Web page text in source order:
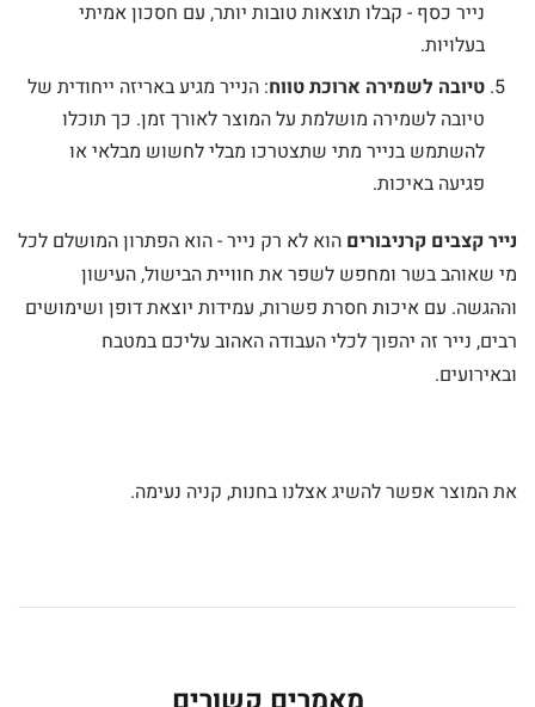
נייר כסף - קבלו תוצאות טובות יותר, עם חסכון אמיתי
בעלויות.
טיובה לשמירה ארוכת טווח: הנייר מגיע באריזה ייחודית של
טיובה לשמירה מושלמת על המוצר לאורך זמן. כך תוכלו
להשתמש בנייר מתי שתצטרכו מבלי לחשוש מבלאי או
פגיעה באיכות.
נייר קצבים קרניבורים הוא לא רק נייר - הוא הפתרון המושלם לכל
מי שאוהב בשר ומחפש לשפר את חוויית הבישול, העישון
וההגשה. עם איכות חסרת פשרות, עמידות יוצאת דופן ושימושים
רבים, נייר זה יהפוך לכלי העבודה האהוב עליכם במטבח
ובאירועים.
את המוצר אפשר להשיג אצלנו בחנות, קניה נעימה.